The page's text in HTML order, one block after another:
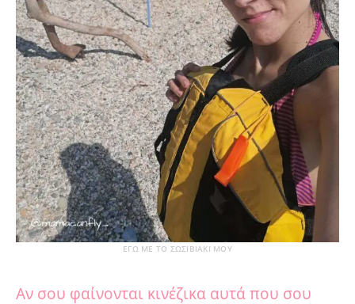
ΕΓΩ ΜΕ ΤΟ ΣΩΣΙΒΙΑΚΙ ΜΟΥ
Αν σου φαίνονται κινέζικα αυτά που σου